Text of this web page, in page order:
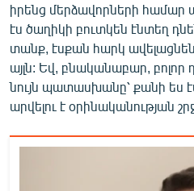
իրենց մերձավորների համար
էս ծաղիկի բուտկեն էնտեղ
տանք, էսքան հարկ
այլն: Եվ, բնականաբար, բոլոր
նույն պատասխանը՝ քանի ես
արվելու է օրինականության